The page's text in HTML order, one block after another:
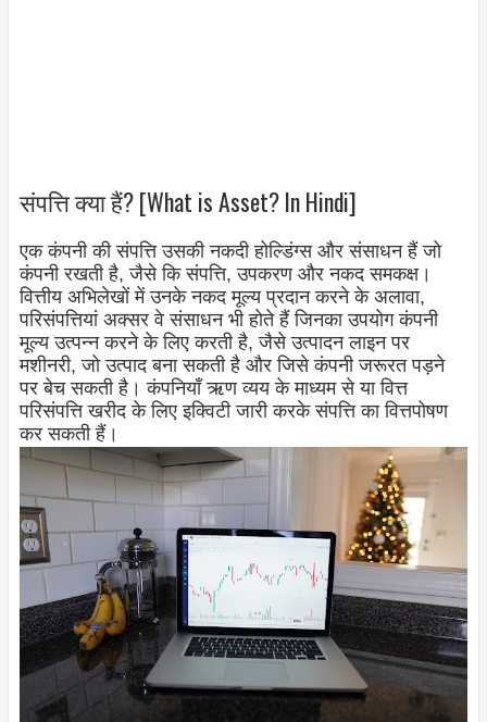
संपत्ति क्या हैं? [What is Asset? In Hindi]
एक कंपनी की संपत्ति उसकी नकदी होल्डिंग्स और संसाधन हैं जो
कंपनी रखती है, जैसे कि संपत्ति, उपकरण और नकद समकक्ष।
वित्तीय अभिलेखों में उनके नकद मूल्य प्रदान करने के अलावा,
परिसंपत्तियां अक्सर वे संसाधन भी होते हैं जिनका उपयोग कंपनी
मूल्य उत्पन्न करने के लिए करती है, जैसे उत्पादन लाइन पर
मशीनरी, जो उत्पाद बना सकती है और जिसे कंपनी जरूरत पड़ने
पर बेच सकती है। कंपनियाँ ऋण व्यय के माध्यम से या वित्त
परिसंपत्ति खरीद के लिए इक्विटी जारी करके संपत्ति का वित्तपोषण
कर सकती हैं।